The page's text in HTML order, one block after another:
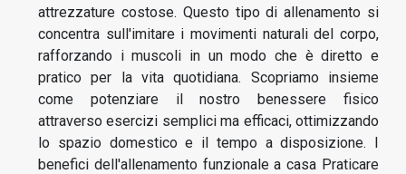
attrezzature costose. Questo tipo di allenamento si
concentra sull'imitare i movimenti naturali del corpo,
rafforzando i muscoli in un modo che è diretto e
pratico per la vita quotidiana. Scopriamo insieme
come potenziare il nostro benessere fisico
attraverso esercizi semplici ma efficaci, ottimizzando
lo spazio domestico e il tempo a disposizione. I
benefici dell'allenamento funzionale a casa Praticare